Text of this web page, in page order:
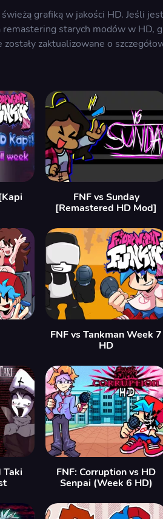
grafiką w jakości HD. Jeśli
starych modów w HD,
zaktualizowane o
FNF vs Sunday
[Remastered HD Mod]
FNF vs Tankman Week 7
HD
Taki
FNF: Corruption vs HD
Senpai (Week 6 HD)